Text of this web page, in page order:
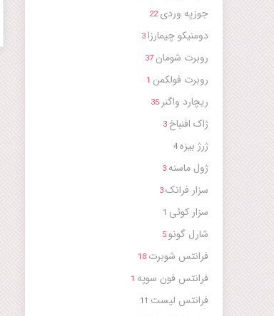
جوزپه وردی22
دومنیکو چیمارزا
روبرت شومان
روبرت فولکمن
ریچارد واگنر
ژاک افنباخ
ژرژ بیزه
ژول ماسنه
سزار فرانک
سزار کوئی
شارل گونو
فرانتس شوبرت
فرانتس فون سوپه
فرانتس لیست